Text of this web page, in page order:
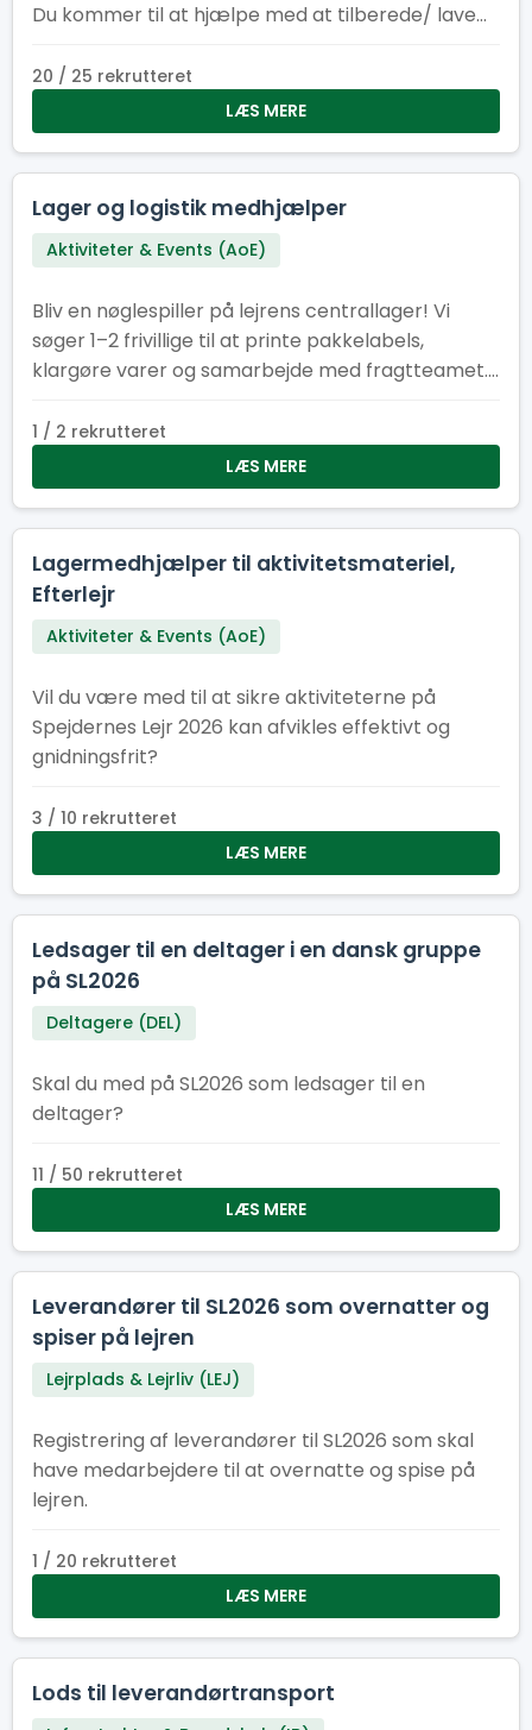
Du kommer til at hjælpe med at tilberede/ lave
20 / 25 rekrutteret
LÆS MERE
Lager og logistik medhjælper
Aktiviteter & Events (AoE)
Bliv en nøglespiller på lejrens centrallager! Vi
søger 1–2 frivillige til at printe pakkelabels,
klargøre varer og samarbejde med fragtteamet.
B.
1 / 2 rekrutteret
LÆS MERE
Lagermedhjælper til aktivitetsmateriel,
Efterlejr
Aktiviteter & Events (AoE)
Vil du være med til at sikre aktiviteterne på
Spejdernes Lejr 2026 kan afvikles effektivt og
gnidningsfrit?
3 / 10 rekrutteret
LÆS MERE
Ledsager til en deltager i en dansk gruppe
på SL2026
Deltagere (DEL)
Skal du med på SL2026 som ledsager til en
deltager?
11 / 50 rekrutteret
LÆS MERE
Leverandører til SL2026 som overnatter og
spiser på lejren
Lejrplads & Lejrliv (LEJ)
Registrering af leverandører til SL2026 som skal
have medarbejdere til at overnatte og spise på
lejren.
1 / 20 rekrutteret
LÆS MERE
Lods til leverandørtransport